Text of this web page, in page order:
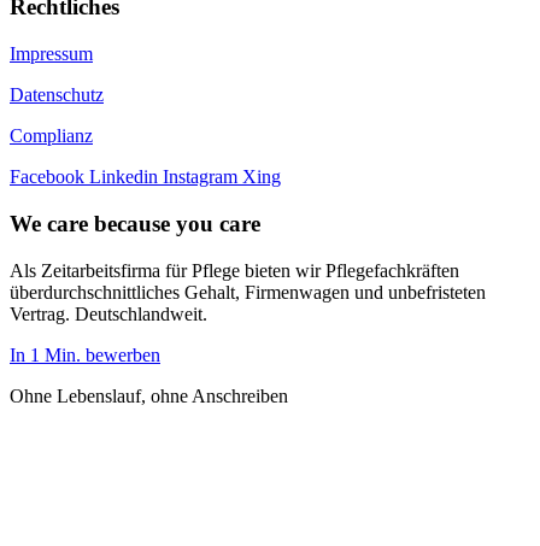
Rechtliches
Impressum
Datenschutz
Complianz
Facebook Linkedin Instagram Xing
We care because you care
Als Zeitarbeitsfirma für Pflege bieten wir Pflegefachkräften
überdurchschnittliches Gehalt, Firmenwagen und unbefristeten
Vertrag. Deutschlandweit.
In 1 Min. bewerben
Ohne Lebenslauf, ohne Anschreiben